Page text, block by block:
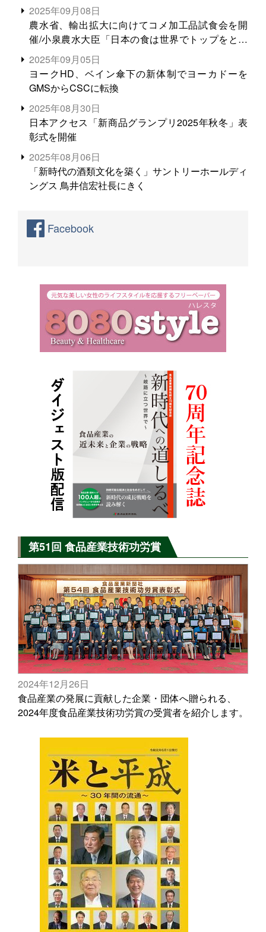
2025年09月08日
農水省、輸出拡大に向けてコメ加工品試食会を開
催/小泉農水大臣「日本の食は世界でトップをとれ
る。米増産に向けて、米輸出需要の拡大を」
2025年09月05日
ヨークHD、ベイン傘下の新体制でヨーカドーを
GMSからCSCに転換
2025年08月30日
日本アクセス「新商品グランプリ2025年秋冬」表
彰式を開催
2025年08月06日
「新時代の酒類文化を築く」サントリーホールディ
ングス 鳥井信宏社長にきく
Facebook
第51回 食品産業技術功労賞
2024年12月26日
食品産業の発展に貢献した企業・団体へ贈られる、
2024年度食品産業技術功労賞の受賞者を紹介します。